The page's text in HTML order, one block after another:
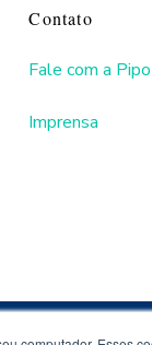
Contato
Fale com a Pipo
Imprensa